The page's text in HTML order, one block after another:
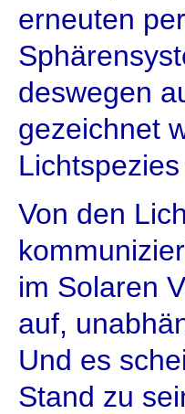
erneuten
deswegen
gezeichnet
Von den
im Solaren
auf,
Und es
Stand zu